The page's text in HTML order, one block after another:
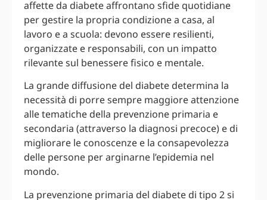
affette da diabete affrontano sfide quotidiane
per gestire la propria condizione a casa, al
lavoro e a scuola: devono essere resilienti,
organizzate e responsabili, con un impatto
rilevante sul benessere fisico e mentale.
La grande diffusione del diabete determina la
necessità di porre sempre maggiore attenzione
alle tematiche della prevenzione primaria e
secondaria (attraverso la diagnosi precoce) e di
migliorare le conoscenze e la consapevolezza
delle persone per arginarne l’epidemia nel
mondo.
La prevenzione primaria del diabete di tipo 2 si